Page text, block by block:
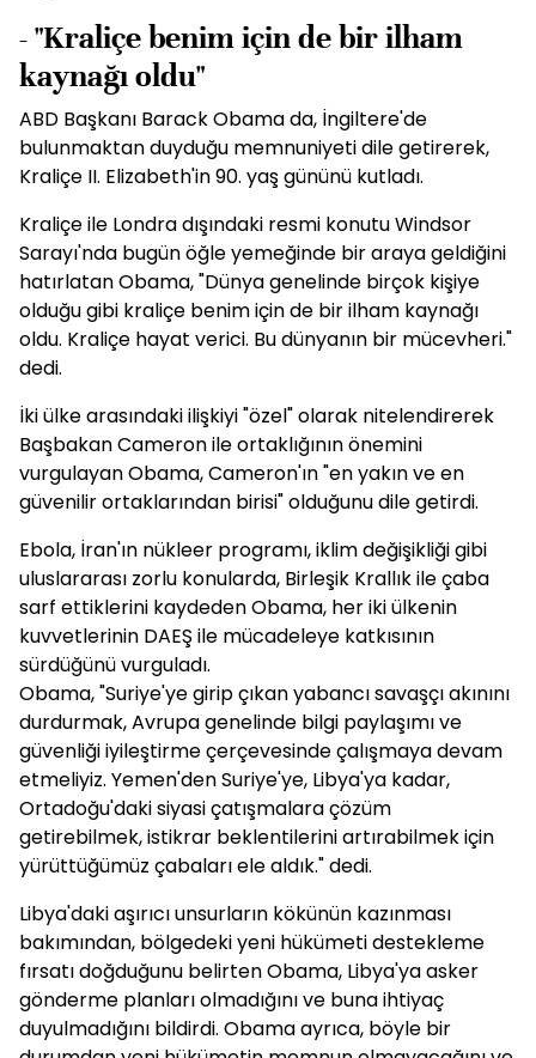
- "Kraliçe benim için de bir ilham
kaynağı oldu"
ABD Başkanı Barack Obama da, İngiltere'de
bulunmaktan duyduğu memnuniyeti dile getirerek,
Kraliçe II. Elizabeth'in 90. yaş gününü kutladı.
Kraliçe ile Londra dışındaki resmi konutu Windsor
Sarayı'nda bugün öğle yemeğinde bir araya geldiğini
hatırlatan Obama, "Dünya genelinde birçok kişiye
olduğu gibi kraliçe benim için de bir ilham kaynağı
oldu. Kraliçe hayat verici. Bu dünyanın bir mücevheri."
dedi.
İki ülke arasındaki ilişkiyi "özel" olarak nitelendirerek
Başbakan Cameron ile ortaklığının önemini
vurgulayan Obama, Cameron'ın "en yakın ve en
güvenilir ortaklarından birisi" olduğunu dile getirdi.
Ebola, İran'ın nükleer programı, iklim değişikliği gibi
uluslararası zorlu konularda, Birleşik Krallık ile çaba
sarf ettiklerini kaydeden Obama, her iki ülkenin
kuvvetlerinin DAEŞ ile mücadeleye katkısının
sürdüğünü vurguladı.
Obama, "Suriye'ye girip çıkan yabancı savaşçı akınını
durdurmak, Avrupa genelinde bilgi paylaşımı ve
güvenliği iyileştirme çerçevesinde çalışmaya devam
etmeliyiz. Yemen'den Suriye'ye, Libya'ya kadar,
Ortadoğu'daki siyasi çatışmalara çözüm
getirebilmek, istikrar beklentilerini artırabilmek için
yürüttüğümüz çabaları ele aldık." dedi.
Libya'daki aşırıcı unsurların kökünün kazınması
bakımından, bölgedeki yeni hükümeti destekleme
fırsatı doğduğunu belirten Obama, Libya'ya asker
gönderme planları olmadığını ve buna ihtiyaç
duyulmadığını bildirdi. Obama ayrıca, böyle bir